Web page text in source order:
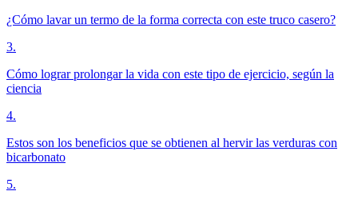
¿Cómo lavar un termo de la forma correcta con este truco casero?
3.
Cómo lograr prolongar la vida con este tipo de ejercicio, según la
ciencia
4.
Estos son los beneficios que se obtienen al hervir las verduras con
bicarbonato
5.